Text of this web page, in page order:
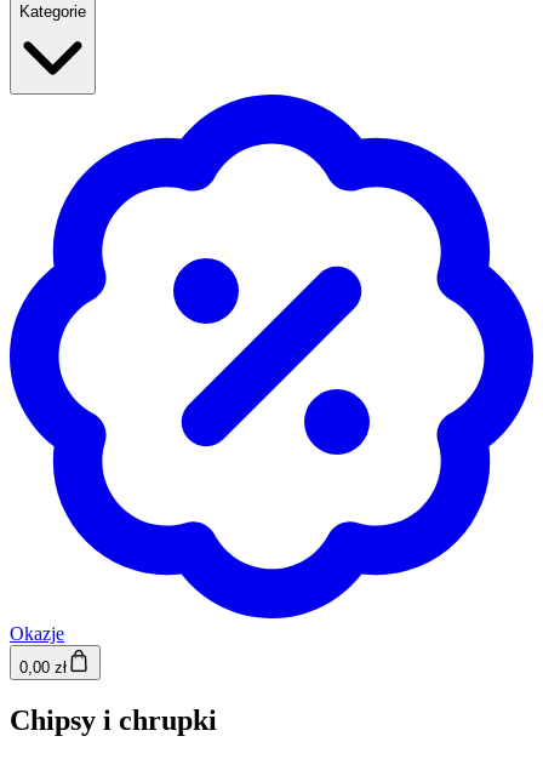
Kategorie
Okazje
0,00 zł
Chipsy i chrupki